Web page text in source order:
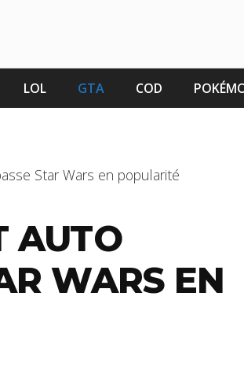
LOL GTA COD
Star Wars en popularité
AUTO
WARS EN